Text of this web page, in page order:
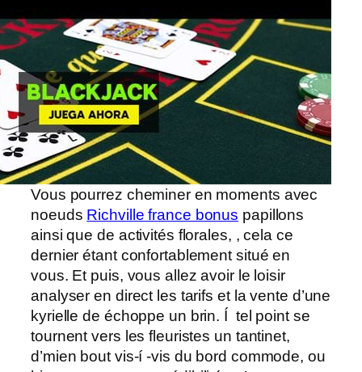
Vous pourrez cheminer en moments avec
noeuds Richville france bonus papillons
ainsi que de activités florales, , cela ce
dernier étant confortablement situé en
vous. Et puis, vous allez avoir le loisir
analyser en direct les tarifs et la vente d’une
kyrielle de échoppe un brin. Í tel point se
tournent vers les fleuristes un tantinet,
d’mien bout vis-í -vis du bord commode, ou